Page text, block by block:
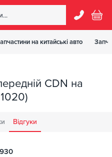
на китайські авто
CDN на
Відгуки